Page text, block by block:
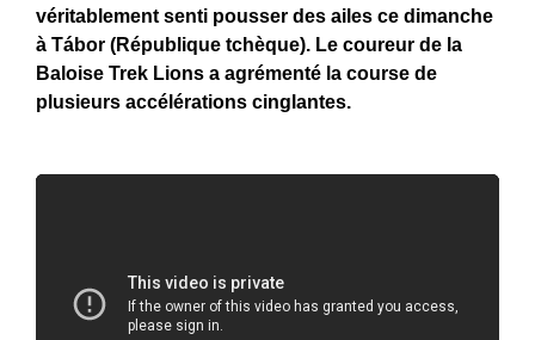
véritablement senti pousser des ailes ce dimanche
à Tábor (République tchèque). Le coureur de la
Baloise Trek Lions a agrémenté la course de
plusieurs accélérations cinglantes.